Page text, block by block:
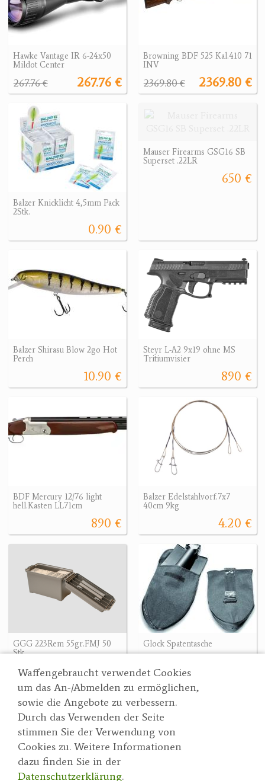
Waffengebraucht verwendet Cookies
um das An-/Abmelden zu ermöglichen,
sowie die Angebote zu verbessern.
Durch das Verwenden der Seite
stimmen Sie der Verwendung von
Cookies zu. Weitere Informationen
dazu finden Sie in der
Datenschutzerklärung.
Hawke Vantage IR 6-24x50
Mildot Center
267.76 €
267.76 €
Browning BDF 525 Kal.410 71
INV
2369.80 €
2369.80 €
Balzer Knicklicht 4,5mm Pack
2Stk.
0.90 €
Mauser Firearms GSG16 SB
Superset .22LR
650 €
Balzer Shirasu Blow 2go Hot
Perch
10.90 €
Steyr L-A2 9x19 ohne MS
Tritiumvisier
890 €
BDF Mercury 12/76 light
hell.Kasten LL71cm
890 €
Balzer Edelstahlvorf.7x7
40cm 9kg
4.20 €
GGG 223Rem 55gr.FMJ 50
Stk
34.90 €
Glock Spatentasche
Suche
Partner
AGBs
Datenschutzerklärung
Wertgarner 1820
Jagd & SporthandelsgmbH
Dr. Karl-Renner-Straße 48